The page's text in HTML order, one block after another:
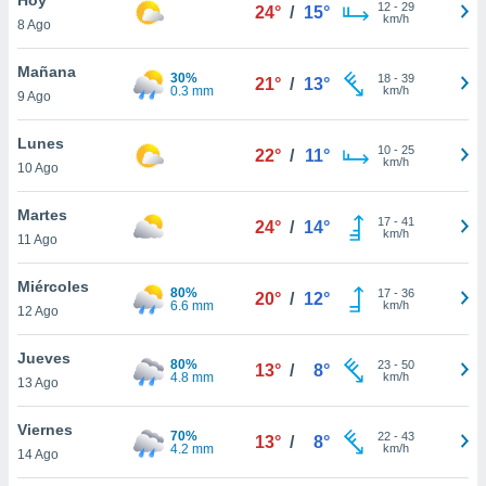
en
más
nuestra
de
cookies
aceptar
8 Ago
24° / 15° 12- 29
km/h
Mañana
9 Ago
30%
0.3 mm
21° / 13° 18- 39
km/h
Lunes
10 Ago
22° / 11° 10- 25
km/h
Martes
11 Ago
24° / 14° 17- 41
km/h
Miércoles
12 Ago
80%
6.6 mm
20° / 12° 17- 36
km/h
Jueves
13 Ago
80%
4.8 mm
13° / 8° 23- 50
km/h
Viernes
14 Ago
70%
4.2 mm
13° / 8° 22- 43
km/h